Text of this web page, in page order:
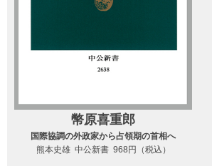
幣原喜重郎
国際協調の外政家から占領期の首相へ
熊本史雄 中公新書 968円（税込）